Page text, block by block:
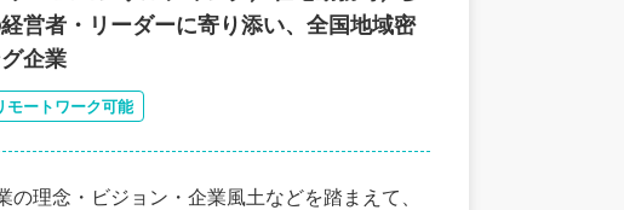
営者・リーダーに寄り添い、全国地域密
企業
モートワーク可能
理念・ビジョン・企業風土などを踏まえて、